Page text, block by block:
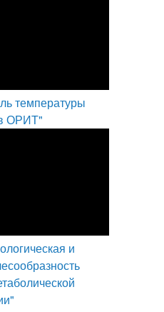
температуры
ОРИТ"
и